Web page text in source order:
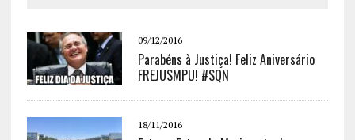
09/12/2016
Parabéns à Justiça! Feliz Aniversário
FREJUSMPU! #SQN
18/11/2016